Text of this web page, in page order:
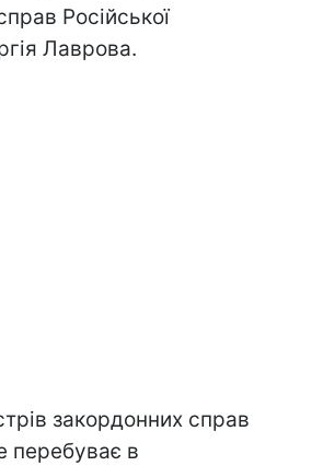
Російської
Лаврова.
закордонних справ
перебуває в